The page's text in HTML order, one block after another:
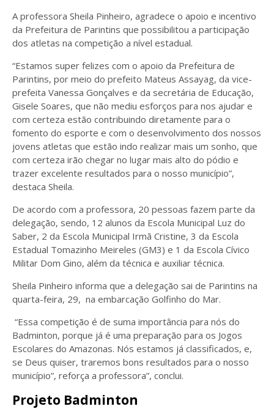
A professora Sheila Pinheiro, agradece o apoio e incentivo
da Prefeitura de Parintins que possibilitou a participação
dos atletas na competição a nível estadual.
“Estamos super felizes com o apoio da Prefeitura de
Parintins, por meio do prefeito Mateus Assayag, da vice-
prefeita Vanessa Gonçalves e da secretária de Educação,
Gisele Soares, que não mediu esforços para nos ajudar e
com certeza estão contribuindo diretamente para o
fomento do esporte e com o desenvolvimento dos nossos
jovens atletas que estão indo realizar mais um sonho, que
com certeza irão chegar no lugar mais alto do pódio e
trazer excelente resultados para o nosso município”,
destaca Sheila.
De acordo com a professora, 20 pessoas fazem parte da
delegação, sendo, 12 alunos da Escola Municipal Luz do
Saber, 2 da Escola Municipal Irmã Cristine, 3 da Escola
Estadual Tomazinho Meireles (GM3) e 1 da Escola Cívico
Militar Dom Gino, além da técnica e auxiliar técnica.
Sheila Pinheiro informa que a delegação sai de Parintins na
quarta-feira, 29, na embarcação Golfinho do Mar.
“Essa competição é de suma importância para nós do
Badminton, porque já é uma preparação para os Jogos
Escolares do Amazonas. Nós estamos já classificados, e,
se Deus quiser, traremos bons resultados para o nosso
município”, reforça a professora”, conclui.
Projeto Badminton